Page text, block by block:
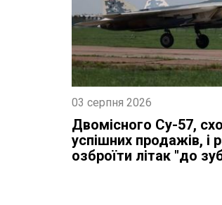
03 серпня 2026
Двомісного Су-57,
успішних продажів, і
озброїти літак "до